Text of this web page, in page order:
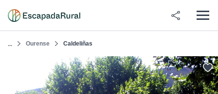
... Ourense Caldeliñas